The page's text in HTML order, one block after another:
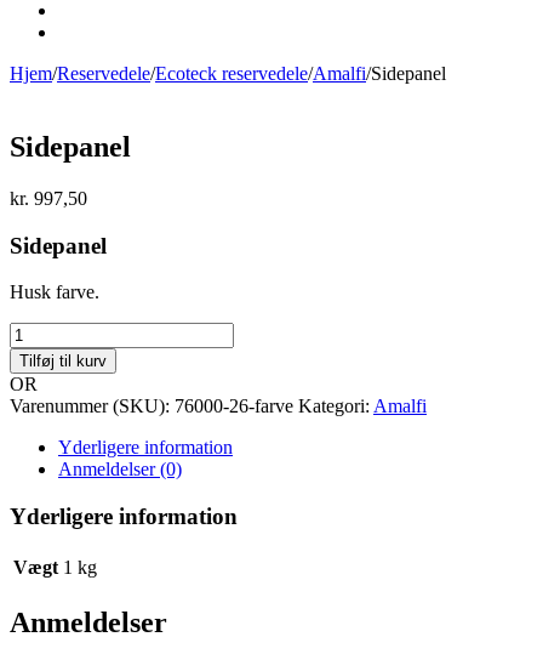
Hjem/Reservedele/Ecoteck reservedele/Amalfi/Sidepanel
Sidepanel
kr. 997,50
Sidepanel
Husk farve.
Sidepanel
antal
Tilføj til kurv
OR
Varenummer (SKU): 76000-26-farve Kategori: Amalfi
Yderligere information
Anmeldelser (0)
Yderligere information
Vægt 1 kg
Anmeldelser